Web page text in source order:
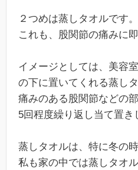
２つめは蒸しタオルです。
これも、股関節の痛みに
イメージとしては、美容
の下に置いてくれる蒸し
痛みのある股関節などの
5回程度繰り返し当て置き
蒸しタオルは、特に冬の
私も家の中では蒸しタオ